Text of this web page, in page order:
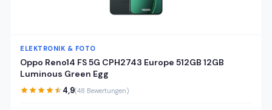
ELEKTRONIK & FOTO
Oppo Reno14 FS 5G CPH2743 Europe 512GB 12GB
Luminous Green Egg
4,9(48 Bewertungen)